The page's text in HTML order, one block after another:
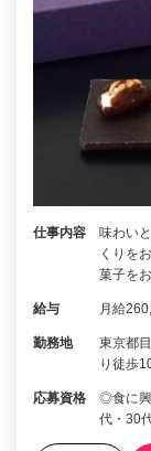
仕事内容
味わい
くりを
菓子を
給与 月給
勤務地
東京都
り徒歩
応募資格
◎食に
代・30